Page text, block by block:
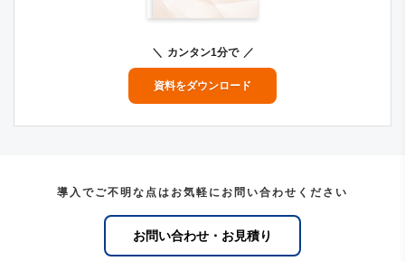
カンタン1分で
資料をダウンロード
導入でご不明な点はお気軽にお問い合わせください
お問い合わせ・お見積り